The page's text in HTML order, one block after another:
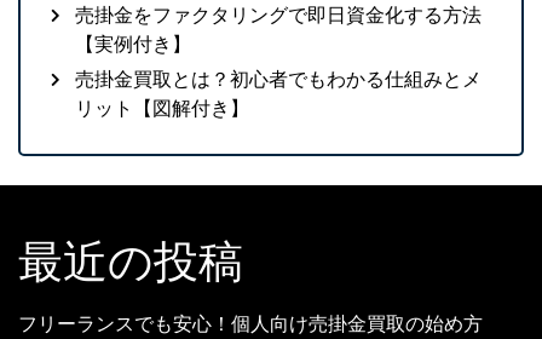
売掛金をファクタリングで即日資金化する方法
【実例付き】
売掛金買取とは？初心者でもわかる仕組みとメ
リット【図解付き】
最近の投稿
フリーランスでも安心！個人向け売掛金買取の始め方